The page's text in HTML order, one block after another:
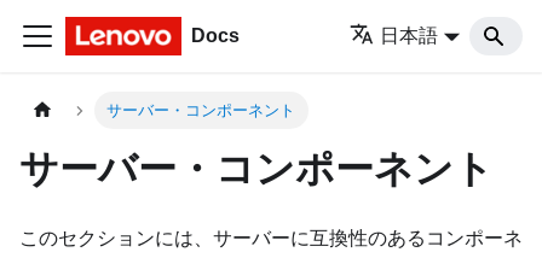
Docs 日本語
サーバー・コンポーネント
サーバー・コンポーネント
このセクションには、サーバーに互換性のあるコンポーネ